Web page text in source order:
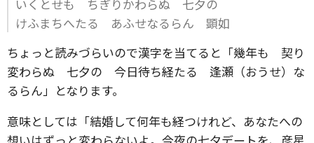
いくとせも ちぎりかわらぬ 七夕の
けふまちへたる あふせなるらん 顕如
ちょっと読みづらいので漢字を当てると「幾年も 契り
変わらぬ 七夕の 今日待ち経たる 逢瀬（おうせ）な
るらん」となります。
意味としては「結婚して何年も経つけれど、あなたへの